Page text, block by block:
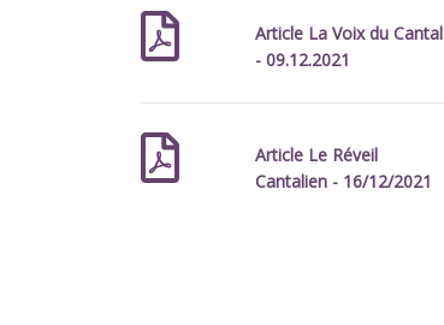
Article La Voix du Cantal
- 09.12.2021
Article Le Réveil
Cantalien - 16/12/2021